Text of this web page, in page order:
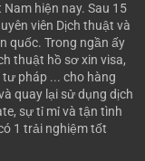
hiện nay. Sau 15
viên Dịch thuật và
quốc. Trong ngần ấy
thuật hồ sơ xin visa,
pháp ... cho hàng
quay lại sử dụng dịch
sự tỉ mỉ và tận tình
1 trải nghiệm tốt